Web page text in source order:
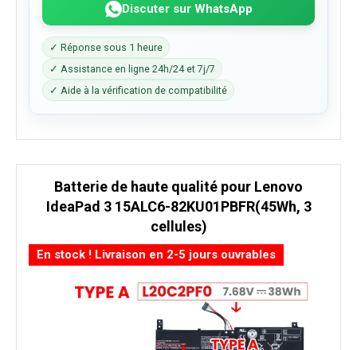
Discuter sur WhatsApp
✓ Réponse sous 1 heure
✓ Assistance en ligne 24h/24 et 7j/7
✓ Aide à la vérification de compatibilité
Batterie de haute qualité pour Lenovo
IdeaPad 3 15ALC6-82KU01PBFR(45Wh, 3
cellules)
En stock ! Livraison en 2-5 jours ouvrables